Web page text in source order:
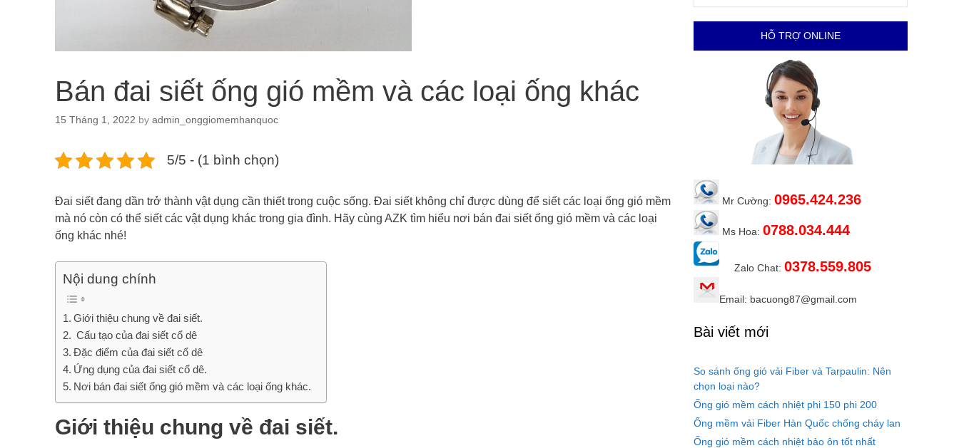
Bán đai siết ống gió mềm và các loại ống khác
15 Tháng 1, 2022 by admin_onggiomemhanquoc
5/5 - (1 bình chọn)
Đai siết đang dần trở thành vật dụng cần thiết trong cuộc sống. Đai siết không chỉ được dùng để siết các loại ống gió mềm
mà nó còn có thể siết các vật dụng khác trong gia đình. Hãy cùng AZK tìm hiểu nơi bán đai siết ống gió mềm và các loại
ống khác nhé!
Nội dung chính
Giới thiệu chung về đai siết.
Cấu tạo của đai siết cổ dê
Đặc điểm của đai siết cổ dê
Ứng dụng của đai siết cổ dê.
Nơi bán đai siết ống gió mềm và các loại ống khác.
Giới thiệu chung về đai siết.
HỖ TRỢ ONLINE
Mr Cường: 0965.424.236
Ms Hoa: 0788.034.444
Zalo Chat: 0378.559.805
Email: bacuong87@gmail.com
Bài viết mới
So sánh ống gió vải Fiber và Tarpaulin: Nên
chọn loại nào?
Ống gió mềm cách nhiệt phi 150 phi 200
Ống mềm vải Fiber Hàn Quốc chống cháy lan
Ống gió mềm cách nhiệt bảo ôn tốt nhất